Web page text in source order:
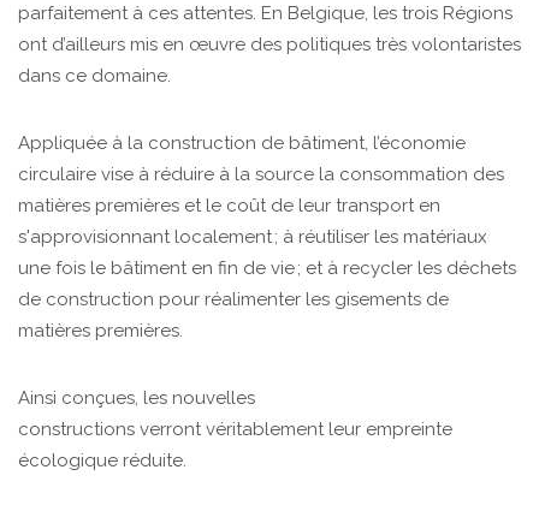
parfaitement à ces attentes. En Belgique, les trois Régions
ont d’ailleurs mis en œuvre des politiques très volontaristes
dans ce domaine.
Appliquée à la construction de bâtiment, l’économie
circulaire vise à réduire à la source la consommation des
matières premières et le coût de leur transport en
s'approvisionnant localement ; à réutiliser les matériaux
une fois le bâtiment en fin de vie ; et à recycler les déchets
de construction pour réalimenter les gisements de
matières premières.
Ainsi conçues, les nouvelles
constructions verront véritablement leur empreinte
écologique réduite.